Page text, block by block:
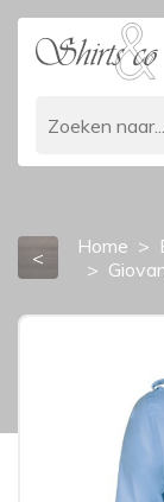
< Home